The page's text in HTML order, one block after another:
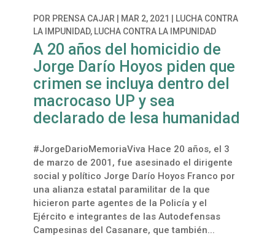
POR PRENSA CAJAR MAR 2, 2021
LUCHA CONTRA
LA IMPUNIDAD, LUCHA CONTRA LA IMPUNIDAD
A 20 años del homicidio de
Jorge Darío Hoyos piden que
crimen se incluya dentro del
macrocaso UP y sea
declarado de lesa humanidad
#JorgeDarioMemoriaViva Hace 20 años, el 3
de marzo de 2001, fue asesinado el dirigente
social y político Jorge Darío Hoyos Franco por
una alianza estatal paramilitar de la que
hicieron parte agentes de la Policía y el
Ejército e integrantes de las Autodefensas
Campesinas del Casanare, que también...